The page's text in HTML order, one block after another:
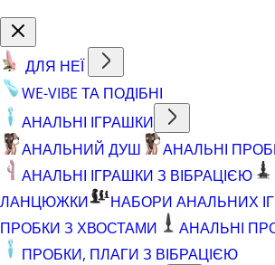
ДЛЯ НЕЇ
WE-VIBE ТА ПОДІБНІ
АНАЛЬНІ ІГРАШКИ
АНАЛЬНИЙ ДУШ
АНАЛЬНІ
АНАЛЬНІ ІГРАШКИ З ВІБРАЦІЄЮ
ЛАНЦЮЖКИ
НАБОРИ АНАЛЬНИХ
ПРОБКИ З ХВОСТАМИ
АНАЛЬНІ
ПРОБКИ, ПЛАГИ З ВІБРАЦІЄЮ